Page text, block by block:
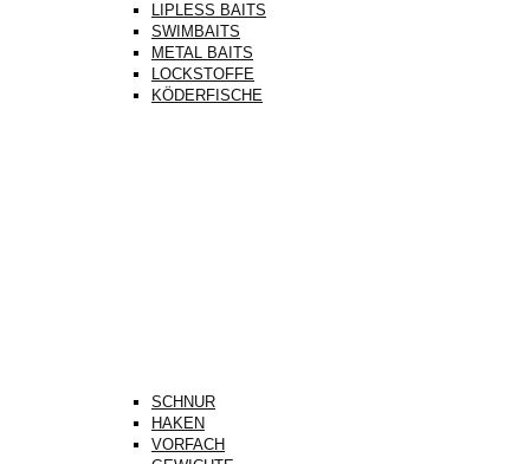
LIPLESS BAITS
SWIMBAITS
METAL BAITS
LOCKSTOFFE
KÖDERFISCHE
SCHNUR
HAKEN
VORFACH